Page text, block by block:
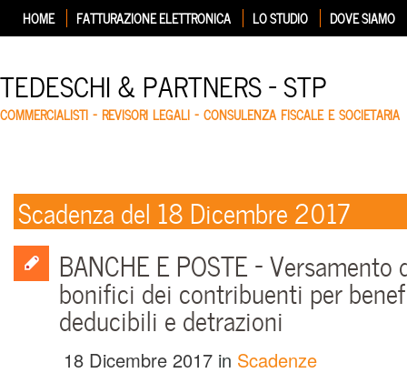
HOME FATTURAZIONE ELETTRONICA LO STUDIO DOVE SIAMO
TEDESCHI & PARTNERS – STP
COMMERCIALISTI – REVISORI LEGALI – CONSULENZA FISCALE E SOCIETARIA
Scadenza del 18 Dicembre 2017
BANCHE E POSTE –
bonifici dei contribuenti per
deducibili e detrazioni
18 Dicembre 2017 in Scadenze